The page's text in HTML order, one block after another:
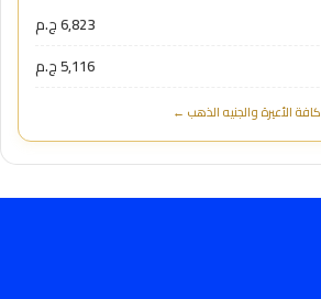
6,823 ج.م
5,116 ج.م
كافة الأعيرة والجنيه الذهب ←